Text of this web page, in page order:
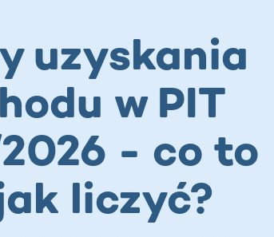
uzyskania
w PIT
- co to
liczyć?